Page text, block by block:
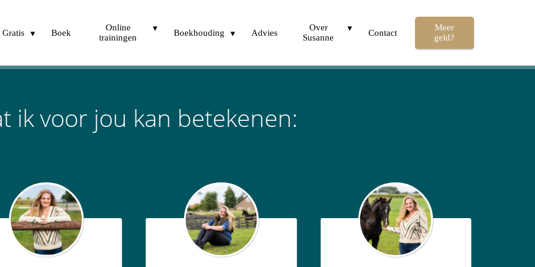
Gratis Boek
Online
trainingen
Boekhouding Advies
Over
Susanne
Contact
Meer
geld?
ik voor jou kan betekenen: